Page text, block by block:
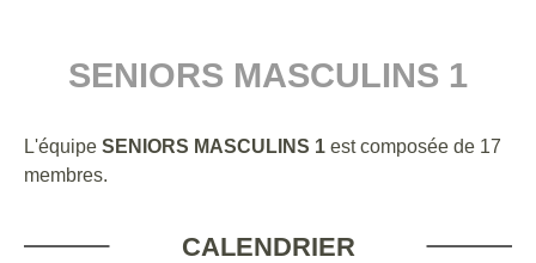
SENIORS MASCULINS 1
L'équipe SENIORS MASCULINS 1 est composée de 17
membres.
CALENDRIER